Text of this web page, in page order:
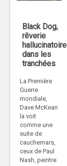
Black Dog,
rêverie
hallucinatoire
dans les
tranchées
La Première
Guerre
mondiale,
Dave McKean
la voit
comme une
suite de
cauchemars,
ceux de Paul
Nash, peintre